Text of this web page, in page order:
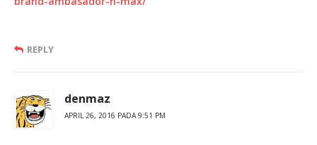
REPLY
denmaz
APRIL 26, 2016 PADA 9:51 PM